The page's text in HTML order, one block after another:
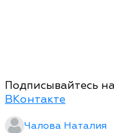
Подписывайтесь
ВКонтакте
Чалова Наталия